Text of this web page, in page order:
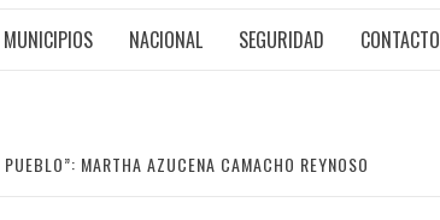
MUNICIPIOS NACIONAL SEGURIDAD CONTACTO
MARTHA AZUCENA CAMACHO REYNOSO